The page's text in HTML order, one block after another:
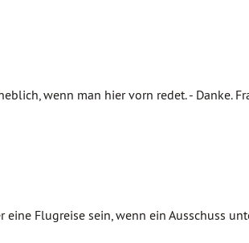
wenn man hier vorn redet. - Danke.
Flugreise sein, wenn ein Ausschuss